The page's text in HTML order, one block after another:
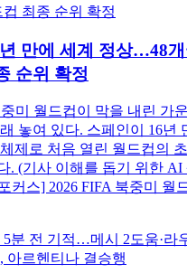
만에 세계 정상…48
순위 확정
중미 월드컵이 막을 내린 가
놓여 있다. 스페인이 16년
제로 처음 열린 월드컵의
. (기사 이해를 돕기 위한 AI
커스] 2026 FIFA 북중미 월